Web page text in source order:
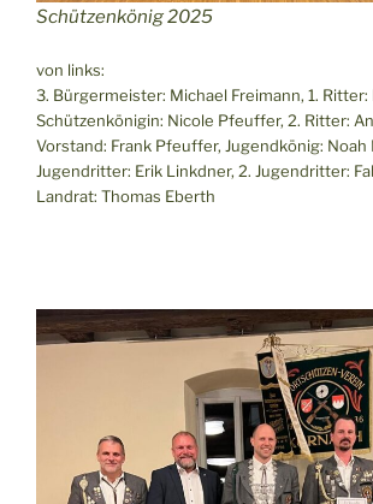
Schützenkönig 2025
von links:
3. Bürgermeister: Michael Freimann, 1. Ritter:
Schützenkönigin: Nicole Pfeuffer, 2. Ritter:
Vorstand: Frank Pfeuffer, Jugendkönig: Noah
Jugendritter: Erik Linkdner, 2. Jugendritter:
Landrat: Thomas Eberth